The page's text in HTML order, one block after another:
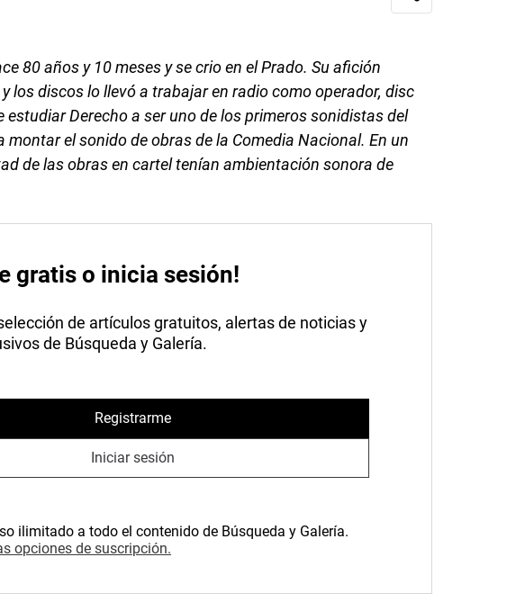
80 años y 10 meses y se crio en el Prado. Su afición
los discos lo llevó a trabajar en radio como operador, disc
estudiar Derecho a ser uno de los primeros sonidistas del
montar el sonido de obras de la Comedia Nacional. En un
de las obras en cartel tenían ambientación sonora de
gratis o inicia sesión!
de artículos gratuitos, alertas de noticias y
de Búsqueda y Galería.
Registrarme
Iniciar sesión
ilimitado a todo el contenido de Búsqueda y Galería.
opciones de suscripción.